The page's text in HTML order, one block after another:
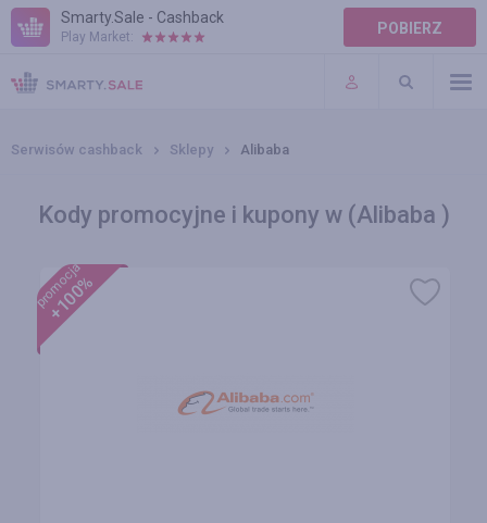
Smarty.Sale - Cashback
Play Market: POBIERZ
POMOC
WARUNKI
Serwisów cashback Sklepy Alibaba
Kody promocyjne i kupony w (Alibaba )
promocja
+100%